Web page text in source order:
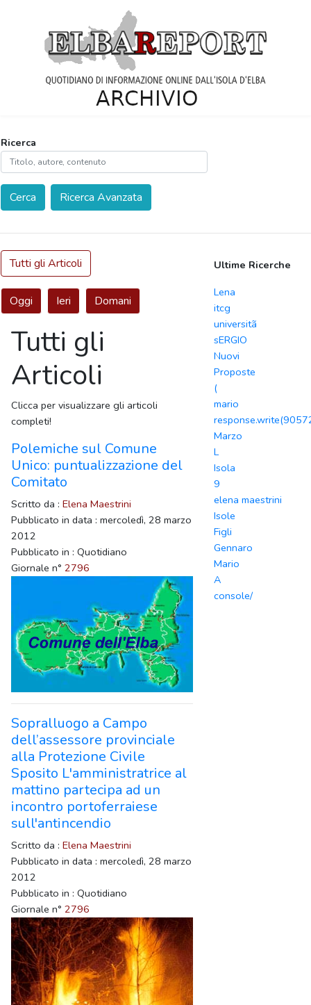
Ricerca
Cerca Ricerca Avanzata
Tutti gli Articoli
Oggi Ieri Domani
Tutti gli
Articoli
Clicca per visualizzare gli articoli
completi!
Polemiche sul Comune
Unico: puntualizzazione del
Comitato
Scritto da : Elena Maestrini
Pubblicato in data : mercoledì, 28 marzo
2012
Pubblicato in : Quotidiano
Giornale n° 2796
Sopralluogo a Campo
dell’assessore provinciale
alla Protezione Civile
Sposito L'amministratrice al
mattino partecipa ad un
incontro portoferraiese
sull'antincendio
Scritto da : Elena Maestrini
Pubblicato in data : mercoledì, 28 marzo
2012
Pubblicato in : Quotidiano
Giornale n° 2796
Ultime Ricerche
Lena
itcg
universitã
sERGIO
Nuovi
Proposte
(
mario
Marzo
L
Isola
9
elena maestrini
Isole
Figli
Gennaro
Mario
A
console/